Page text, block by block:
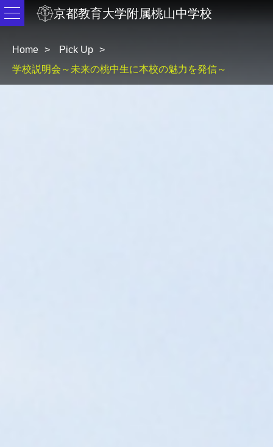
京都教育大学附属桃山中学校
Home
Pick Up
学校説明会～未来の桃中生に本校の魅力を発信～